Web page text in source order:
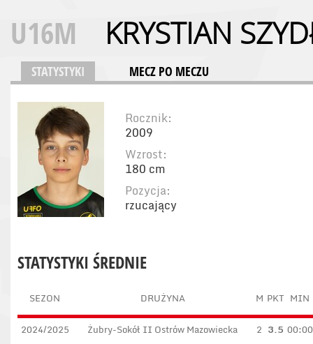
U16M KRYSTIAN
STATYSTYKI MECZ PO MECZU
Rocznik:
2009
Wzrost:
180 cm
Pozycja:
rzucający
STATYSTYKI ŚREDNIE
SEZON DRUŻYNA M PKT MIN
2024/2025 Żubry-Sokół II Ostrów Mazowiecka 2 3.5 00:00